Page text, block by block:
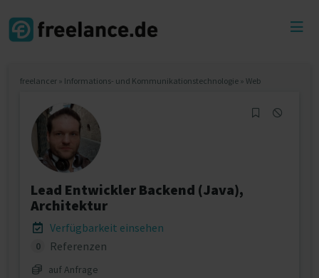
freelancer » Informations- und Kommunikationstechnologie » Web
Lead Entwickler Backend (Java),
Architektur
Verfügbarkeit einsehen
0 Referenzen
auf Anfrage